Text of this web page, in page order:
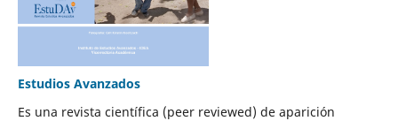
Estudios Avanzados
Es una revista científica (peer reviewed) de aparición